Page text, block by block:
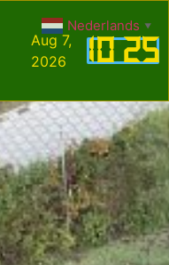
10:25
Aug 7,
2026
Nederlands ▼